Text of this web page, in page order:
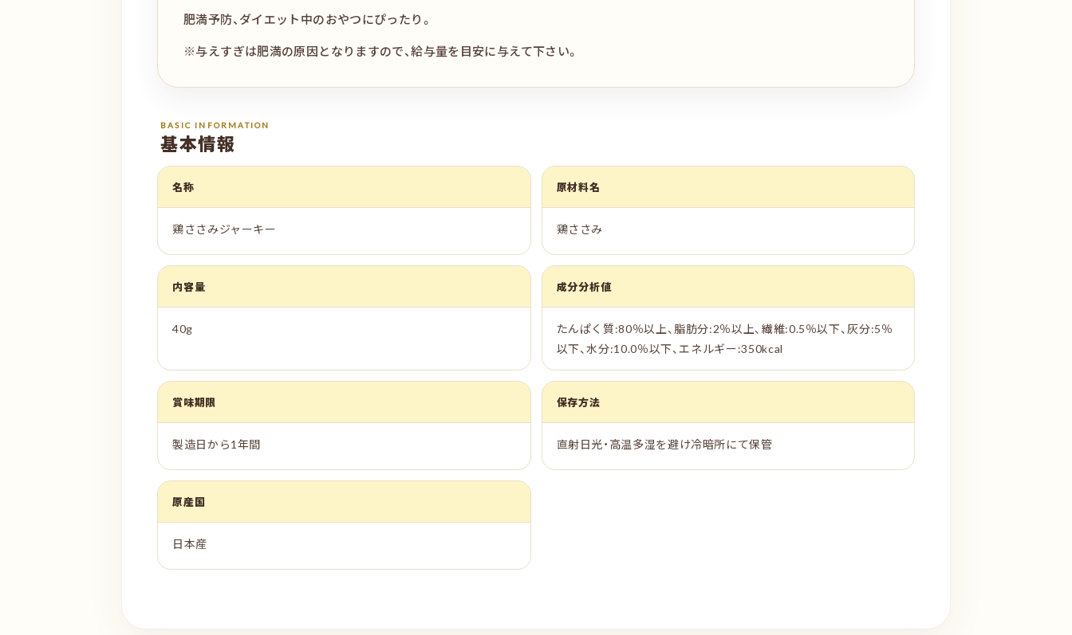
肥満予防、ダイエット中のおやつにぴったり。
※与えすぎは肥満の原因となりますので、給与量を目安に与えて下さい。
BASIC INFORMATION
基本情報
名称
鶏ささみジャーキー
原材料名
鶏ささみ
内容量
40g
成分分析値
たんぱく質:80％以上、脂肪分:2％以上、繊維:0.5％以下、灰分:5％
以下、水分:10.0％以下、エネルギー:350kcal
賞味期限
製造日から1年間
保存方法
直射日光・高温多湿を避け冷暗所にて保管
原産国
日本産